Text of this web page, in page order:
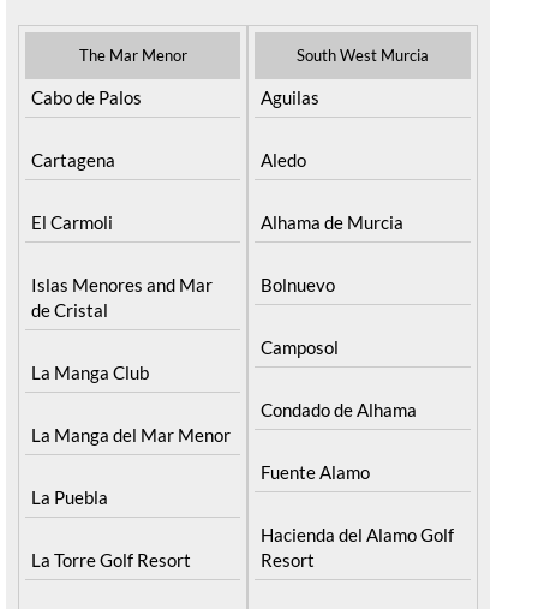
The Mar Menor
Cabo de Palos
Cartagena
El Carmoli
Islas Menores and Mar
de Cristal
La Manga Club
La Manga del Mar Menor
La Puebla
La Torre Golf Resort
South West Murcia
Aguilas
Aledo
Alhama de Murcia
Bolnuevo
Camposol
Condado de Alhama
Fuente Alamo
Hacienda del Alamo Golf
Resort